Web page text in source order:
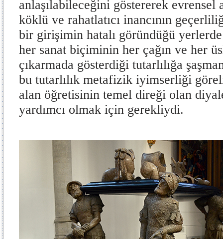
anlaşılabileceğini göstererek evrensel
köklü ve rahatlatıcı inancının
bir girişimin hatalı göründüğü
her sanat biçiminin her çağın ve her
çıkarmada gösterdiği tutarlılığa
bu tutarlılık metafizik iyimserliği
alan öğretisinin temel direği olan
yardımcı olmak için gerekliydi.